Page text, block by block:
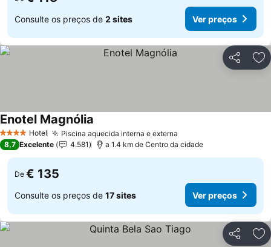
Consulte os preços de 2 sites Ver preços
Partilhar
4 EstrelasHotel Piscina aquecida interna e externa
Enotel Magnólia
8,7 Excelente 4.581 a 1.4 km de Centro da cidade
De € 135
Consulte os preços de 17 sites Ver preços
Partilhar